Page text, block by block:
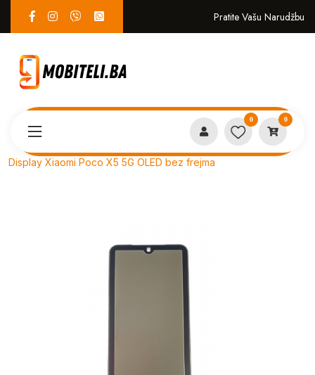
Pratite Vašu Narudžbu
0 0
Display Xiaomi Poco X5 5G OLED bez frejma